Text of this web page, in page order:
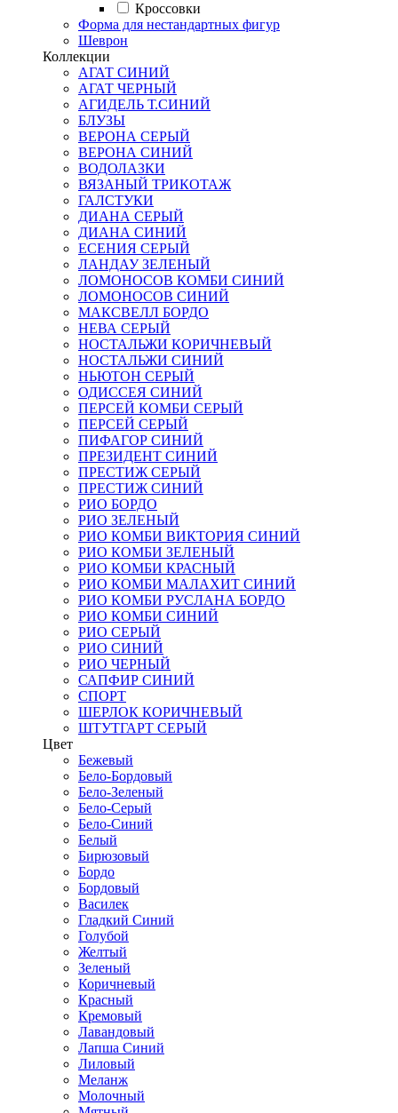
Кроссовки
Форма для нестандартных фигур
Шеврон
Коллекции
АГАТ СИНИЙ
АГАТ ЧЕРНЫЙ
АГИДЕЛЬ Т.СИНИЙ
БЛУЗЫ
ВЕРОНА СЕРЫЙ
ВЕРОНА СИНИЙ
ВОДОЛАЗКИ
ВЯЗАНЫЙ ТРИКОТАЖ
ГАЛСТУКИ
ДИАНА СЕРЫЙ
ДИАНА СИНИЙ
ЕСЕНИЯ СЕРЫЙ
ЛАНДАУ ЗЕЛЕНЫЙ
ЛОМОНОСОВ КОМБИ СИНИЙ
ЛОМОНОСОВ СИНИЙ
МАКСВЕЛЛ БОРДО
НЕВА СЕРЫЙ
НОСТАЛЬЖИ КОРИЧНЕВЫЙ
НОСТАЛЬЖИ СИНИЙ
НЬЮТОН СЕРЫЙ
ОДИССЕЯ СИНИЙ
ПЕРСЕЙ КОМБИ СЕРЫЙ
ПЕРСЕЙ СЕРЫЙ
ПИФАГОР СИНИЙ
ПРЕЗИДЕНТ СИНИЙ
ПРЕСТИЖ СЕРЫЙ
ПРЕСТИЖ СИНИЙ
РИО БОРДО
РИО ЗЕЛЕНЫЙ
РИО КОМБИ ВИКТОРИЯ СИНИЙ
РИО КОМБИ ЗЕЛЕНЫЙ
РИО КОМБИ КРАСНЫЙ
РИО КОМБИ МАЛАХИТ СИНИЙ
РИО КОМБИ РУСЛАНА БОРДО
РИО КОМБИ СИНИЙ
РИО СЕРЫЙ
РИО СИНИЙ
РИО ЧЕРНЫЙ
САПФИР СИНИЙ
СПОРТ
ШЕРЛОК КОРИЧНЕВЫЙ
ШТУТГАРТ СЕРЫЙ
Цвет
Бежевый
Бело-Бордовый
Бело-Зеленый
Бело-Серый
Бело-Синий
Белый
Бирюзовый
Бордо
Бордовый
Василек
Гладкий Синий
Голубой
Желтый
Зеленый
Коричневый
Красный
Кремовый
Лавандовый
Лапша Синий
Лиловый
Меланж
Молочный